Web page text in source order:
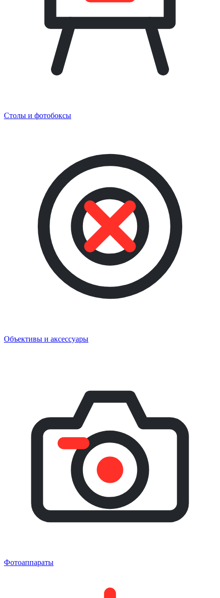
Столы и фотобоксы
Объективы и аксессуары
Фотоаппараты